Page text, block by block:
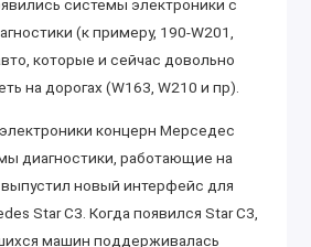
системы электроники с
(к примеру, 190-W201,
которые и сейчас довольно
на дорогах (W163, W210 и пр).
концерн Мерседес
диагностики, работающие на
выпустил новый интерфейс для
Star C3. Когда появился Star C3,
машин поддерживалась